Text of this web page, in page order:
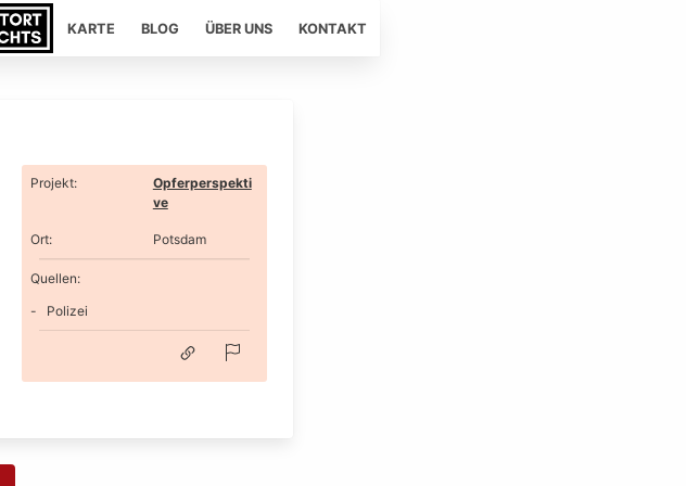
KARTE BLOG ÜBER UNS KONTAKT
Projekt:
Opferperspekti
ve
Ort: Potsdam
Quellen:
Polizei